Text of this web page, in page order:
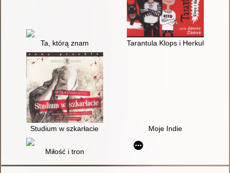
Ta, którą znam Tarantula Klops i Herkules
Studium w szkarłacie Moje Indie
Miłość i tron